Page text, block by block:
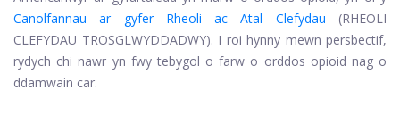
Canolfannau ar gyfer Rheoli ac Atal Clefydau
(RHEOLI
CLEFYDAU TROSGLWYDDADWY). I roi hynny mewn persbectif,
rydych chi nawr yn fwy tebygol o farw o orddos opioid nag o
ddamwain car.